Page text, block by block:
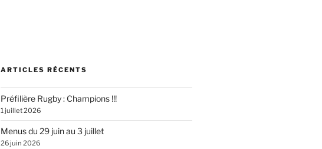
ARTICLES RÉCENTS
Préfilière Rugby : Champions !!!
1 juillet 2026
Menus du 29 juin au 3 juillet
26 juin 2026